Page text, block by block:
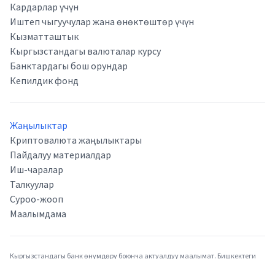
Кардарлар үчүн
Иштеп чыгуучулар жана өнөктөштөр үчүн
Кызматташтык
Кыргызстандагы валюталар курсу
Банктардагы бош орундар
Кепилдик фонд
Жаңылыктар
Криптовалюта жаңылыктары
Пайдалуу материалдар
Иш-чаралар
Талкуулар
Суроо-жооп
Маалымдама
Кыргызстандагы банк өнүмдөрү боюнча актуалдуу маалымат. Бишкектеги